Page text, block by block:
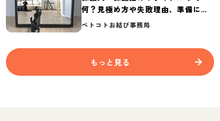
何？見極め方や失敗理由、準備に必
要なものを紹介
ペトコトお結び事務局
もっと見る